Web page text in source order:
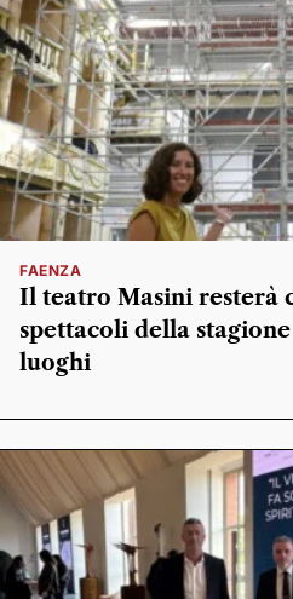
FAENZA
Il teatro Masini resterà
spettacoli della
luoghi